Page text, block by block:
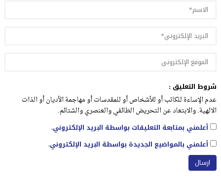
شروط التعليق :
عدم الإساءة للكاتب أو للأشخاص أو للمقدسات أو مهاجمة الأديان أو الذات
الالهية. والابتعاد عن التحريض الطائفي والعنصري والشتائم.
أعلمني بمتابعة التعليقات بواسطة البريد الإلكتروني.
أعلمني بالمواضيع الجديدة بواسطة البريد الإلكتروني.